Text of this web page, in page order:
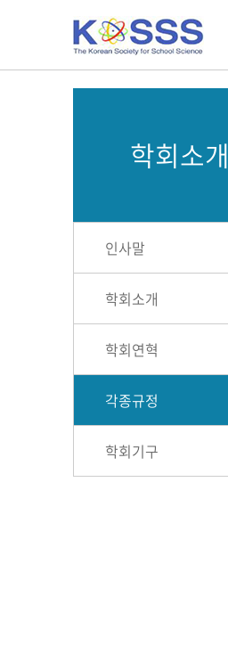
학회소개
인사말
학회소개
학회연혁
각종규정
학회기구